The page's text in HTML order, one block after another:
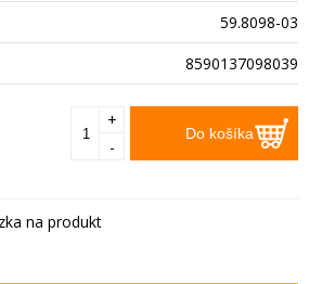
59.8098-03
8590137098039
Do košíka
+
-
na produkt